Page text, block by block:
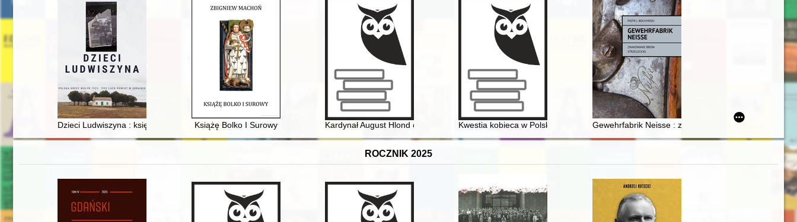
Dzieci Ludwiszyna : księga historii rodziny Cur, drzewo genealogiczne. Cz. 1
Książę Bolko I Surowy Kardynał August Hlond ordynariuszem diecezji i administracji ziem zachodnich i północnych
Kwestia kobieca w Polskiej Kronice Filmowej : (postulaty badawcze w zarysie) = The
Gewehrfabrik Neisse : znakowanie broni strzeleckiej
ROCZNIK 2025